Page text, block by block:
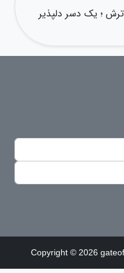
؛ یک دسر دلپذیر
Copyright © 2026